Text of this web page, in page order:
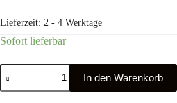
Lieferzeit: 2 - 4 Werktage
Sofort lieferbar
In den Warenkorb